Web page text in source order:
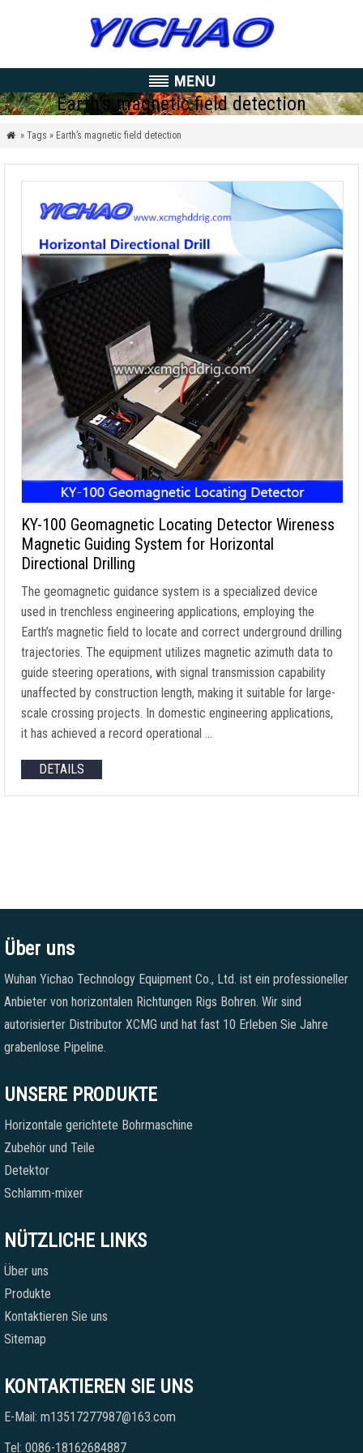
Earth’s magnetic field detection
 » Tags » Earth’s magnetic field detection
KY-100 Geomagnetic Locating Detector Wireness
Magnetic Guiding System for Horizontal
Directional Drilling
The geomagnetic guidance system is a specialized device
used in trenchless engineering applications, employing the
Earth’s magnetic field to locate and correct underground drilling
trajectories. The equipment utilizes magnetic azimuth data to
guide steering operations, with signal transmission capability
unaffected by construction length, making it suitable for large-
scale crossing projects. In domestic engineering applications,
it has achieved a record operational …
DETAILS
Über uns
Wuhan Yichao Technology Equipment Co., Ltd. ist ein professioneller
Anbieter von horizontalen Richtungen Rigs Bohren. Wir sind
autorisierter Distributor XCMG und hat fast 10 Erleben Sie Jahre
grabenlose Pipeline.
UNSERE PRODUKTE
Horizontale gerichtete Bohrmaschine
Zubehör und Teile
Detektor
Schlamm-mixer
NÜTZLICHE LINKS
Über uns
Produkte
Kontaktieren Sie uns
Sitemap
KONTAKTIEREN SIE UNS
E-Mail: m13517277987@163.com
Tel: 0086-18162684887